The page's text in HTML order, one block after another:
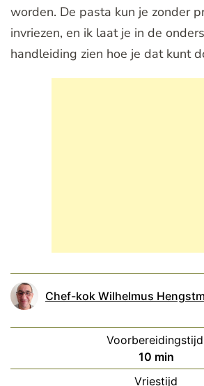
worden. De pasta kun je zonder
invriezen, en ik laat je in de
handleiding zien hoe je dat kunt
Chef-kok Wilhelmus
10minuten
min
Vriestijd